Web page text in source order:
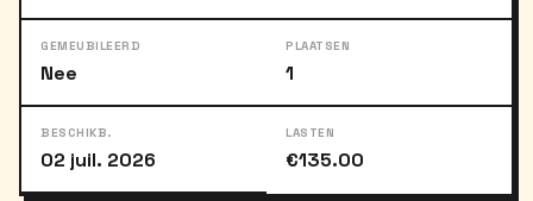
GEMEUBILEERD
Nee
PLAATSEN
1
BESCHIKB.
02 juil. 2026
LASTEN
€135.00